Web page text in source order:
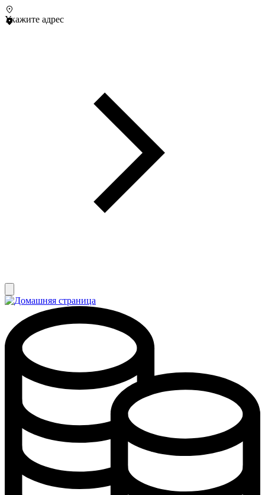
Укажите адрес